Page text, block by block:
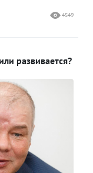
4549
развивается?